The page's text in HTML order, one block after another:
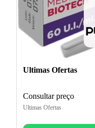
Ultimas Ofertas
Consultar preço
Ultimas Ofertas